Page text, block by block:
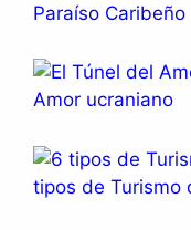
Paraíso Caribeño
Amor ucraniano
tipos de Turismo